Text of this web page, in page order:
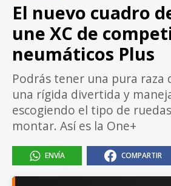
El nuevo cuadro
une XC de
neumáticos Plus
Podrás tener una pura raza
una rígida divertida y
escogiendo el tipo de
montar. Así es la One+
ENVÍA COMPARTIR